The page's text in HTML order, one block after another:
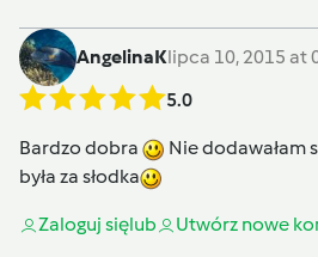
AngelinaKlipca 10, 2015 at
5.0
Bardzo dobra
Nie dodawałam
była za słodka
Zaloguj sięlub Utwórz nowe